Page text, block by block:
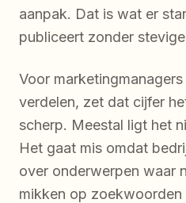
aanpak. Dat is wat er
publiceert zonder
Voor
verdelen, zet dat cijfer
scherp. Meestal ligt het
Het gaat mis omdat
over onderwerpen waar
mikken op